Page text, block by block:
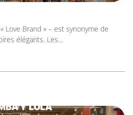
Love Brand » – est synonyme de
élégants. Les...